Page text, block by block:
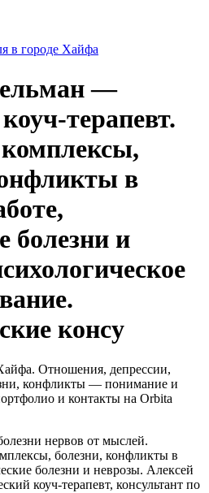
в городе Хайфа
—
терапевт.
в
болезни и
консу
Отношения, депрессии,
конфликты — понимание и
и контакты на Orbita
нервов от мыслей.
болезни, конфликты в
болезни и неврозы. Алексей
коуч-терапевт, консультант по